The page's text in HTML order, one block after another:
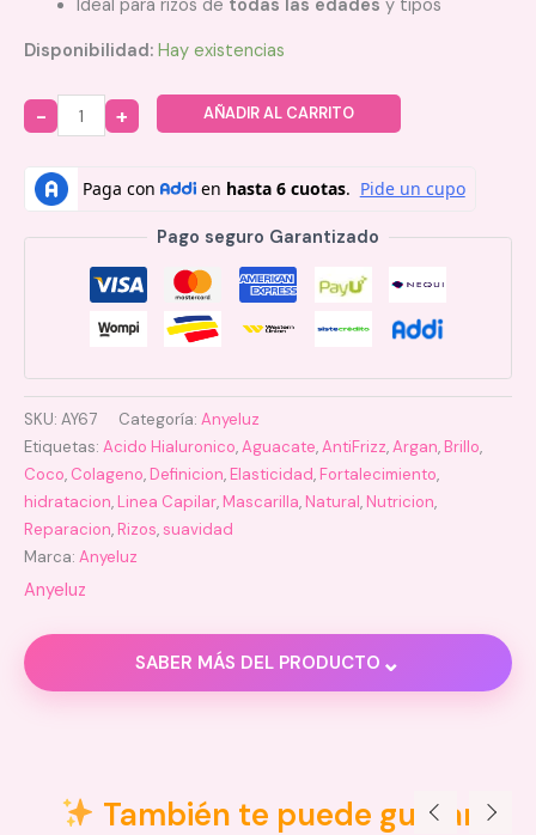
Ideal para rizos de todas las edades y tipos
Disponibilidad: Hay existencias
Quantity
AÑADIR AL CARRITO
Pago seguro Garantizado
SKU: AY67 Categoría: Anyeluz
Etiquetas: Acido Hialuronico,Aguacate,AntiFrizz,Argan, Brillo,
Coco, Colageno, Definicion, Elasticidad, Fortalecimiento,
hidratacion, Linea Capilar, Mascarilla, Natural, Nutricion,
Reparacion, Rizos,suavidad
Marca: Anyeluz
Anyeluz
SABER MÁS DEL PRODUCTO ⌄
También te puede gustar